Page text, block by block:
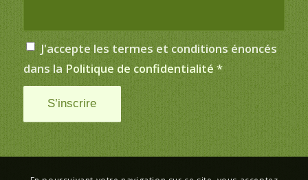
J'accepte les termes et conditions énoncés
dans la Politique de confidentialité *